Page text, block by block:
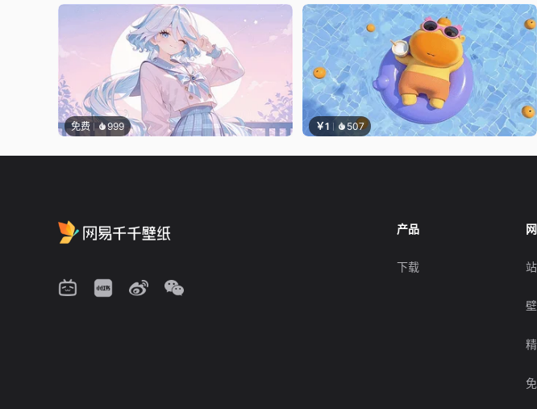
免费 999 ￥1 507
产品
下载